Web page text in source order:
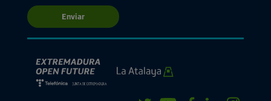
Enviar